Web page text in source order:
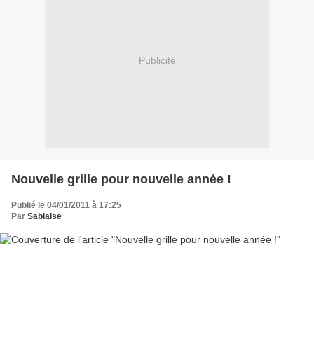
Publicité
Nouvelle grille pour nouvelle année !
Publié le 04/01/2011 à 17:25
Par Sablaise